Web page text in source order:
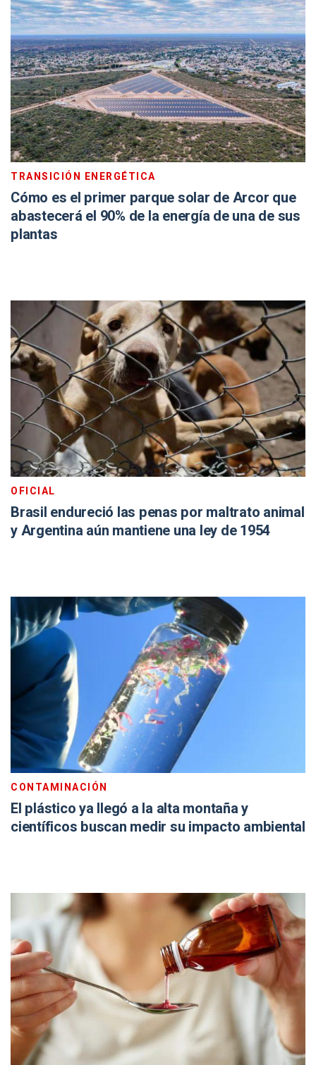
TRANSICIÓN ENERGÉTICA
Cómo es el primer parque solar de Arcor que
abastecerá el 90% de la energía de una de sus
plantas
OFICIAL
Brasil endureció las penas por maltrato animal
y Argentina aún mantiene una ley de 1954
CONTAMINACIÓN
El plástico ya llegó a la alta montaña y
científicos buscan medir su impacto ambiental